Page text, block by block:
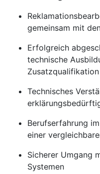
gemeinsam mit
Erfolgreich
technische
Technisches
Berufserfahrung
einer
Sicherer Umgang
Systemen